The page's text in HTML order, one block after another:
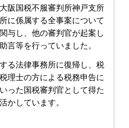
阪国税不服審判所神戸支所
に係属する全事案について
与し、他の審判官が起案し
言等を行っていました。
る法律事務所に復帰し、税
理士の方による税務申告に
った国税審判官として得た
かしています。